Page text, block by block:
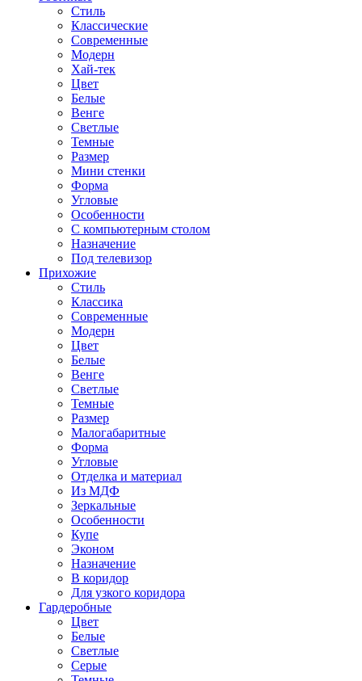
Стиль
Классические
Современные
Модерн
Хай-тек
Цвет
Белые
Венге
Светлые
Темные
Размер
Мини стенки
Форма
Угловые
Особенности
С компьютерным столом
Назначение
Под телевизор
Прихожие
Стиль
Классика
Современные
Модерн
Цвет
Белые
Венге
Светлые
Темные
Размер
Малогабаритные
Форма
Угловые
Отделка и материал
Из МДФ
Зеркальные
Особенности
Купе
Эконом
Назначение
В коридор
Для узкого коридора
Гардеробные
Цвет
Белые
Светлые
Серые